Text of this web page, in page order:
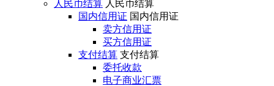
人民币结算 人民币结算
国内信用证 国内信用证
卖方信用证
买方信用证
支付结算 支付结算
委托收款
电子商业汇票